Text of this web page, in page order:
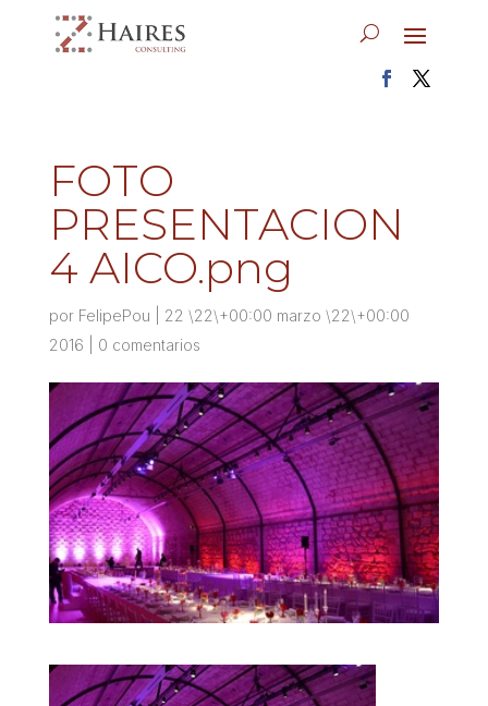
FOTO
PRESENTACION
4 AICO.png
por FelipePou
22 \22\+00:00 marzo \22\+00:00
2016
0 comentarios